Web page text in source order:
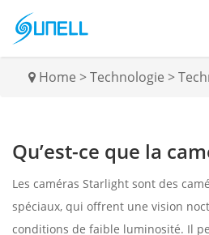
Home >Technologie >
Qu’est-ce que la
Les caméras Starlight sont des
spéciaux, qui offrent une vision
conditions de faible luminosité. Il